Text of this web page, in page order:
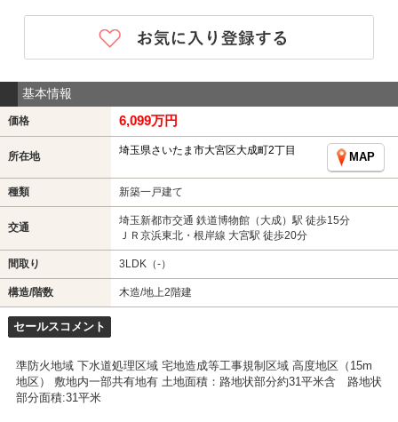
基本情報
価格 6,099万円
所在地 埼玉県さいたま市大宮区大成町2丁目
MAP
種類 新築一戸建て
交通
埼玉新都市交通 鉄道博物館（大成）駅 徒歩15分
ＪＲ京浜東北・根岸線 大宮駅 徒歩20分
間取り 3LDK（-）
構造/階数 木造/地上2階建
セールスコメント
準防火地域 下水道処理区域 宅地造成等工事規制区域 高度地区（15m
地区） 敷地内一部共有地有 土地面積：路地状部分約31平米含 路地状
部分面積:31平米